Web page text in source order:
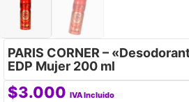
PARIS CORNER –
EDP Mujer 200 ml
$3.000 IVA Incluido